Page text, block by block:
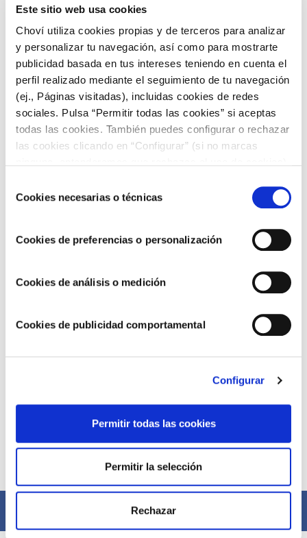
Este sitio web usa cookies
Choví utiliza cookies propias y de terceros para analizar
y personalizar tu navegación, así como para mostrarte
publicidad basada en tus intereses teniendo en cuenta el
perfil realizado mediante el seguimiento de tu navegación
(ej., Páginas visitadas), incluidas cookies de redes
sociales. Pulsa “Permitir todas las cookies” si aceptas
todas las cookies. También puedes configurar o rechazar
las cookies clicando en “Configurar” (si no marcas
COOKIES.
deCookies necesarias o técnicas
Cookies de preferencias o personalización
Cookies de análisis o medición
Cookies de publicidad comportamental
Configurar
Permitir todas las cookies
Permitir la selección
Rechazar
que se utiliza como una alternativa más sostenible y
combustibles fósiles tradicionales.
Pero no solo eso, el aceite reciclado
también se emplea en la
elaboración de una gran variedad de barnices, ceras y
detergentes industriales.
Como ves, son pocas las excusas y muchos los motivos por
los quereciclar el aceite alimentario usado se ha convertido
en una práctica cada vez más importante y necesaria.
Compártelo ahora